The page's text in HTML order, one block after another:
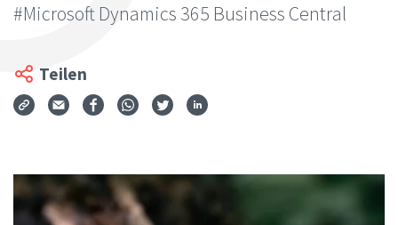
#Microsoft Dynamics 365 Business Central
Teilen
Via Mail teilen
Auf Facebook teilen
Auf WhatsApp teilen
Auf Twitter teilen
Auf LinkedIn teilen